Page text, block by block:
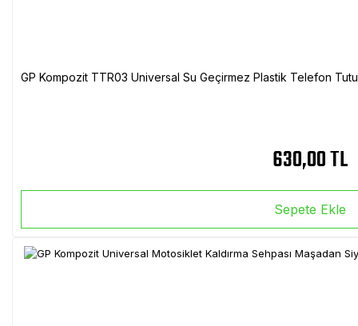
GP Kompozit TTR03 Universal Su Geçirmez Plastik Telefon
630,00 TL
Sepete Ekle